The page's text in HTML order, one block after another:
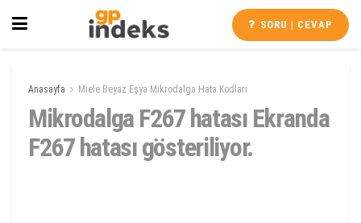
SORU | CEVAP
Anasayfa Miele Beyaz Eşya Mikrodalga Hata Kodları
Mikrodalga F267 hatası Ekranda
F267 hatası gösteriliyor.